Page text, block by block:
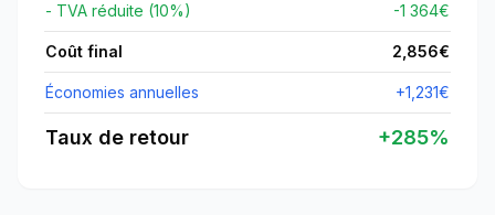
- TVA réduite (10%) -1 364€
Coût final 2,856€
Économies annuelles +1,231€
Taux de retour +285%